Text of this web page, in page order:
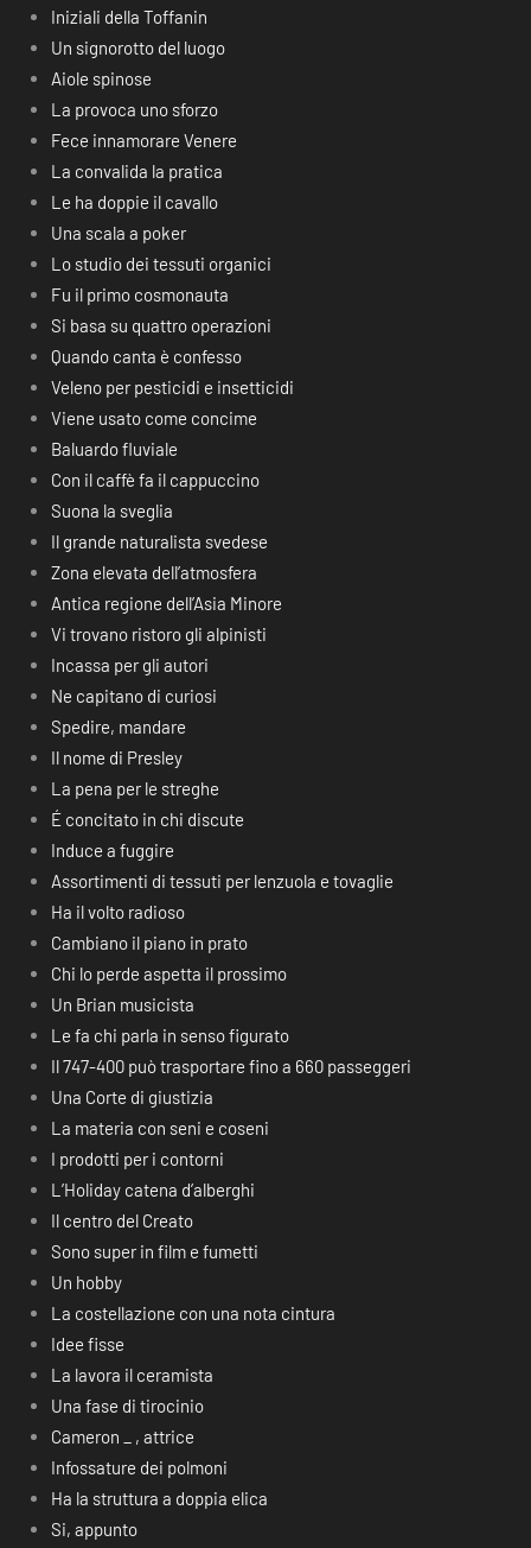
Iniziali della Toffanin
Un signorotto del luogo
Aiole spinose
La provoca uno sforzo
Fece innamorare Venere
La convalida la pratica
Le ha doppie il cavallo
Una scala a poker
Lo studio dei tessuti organici
Fu il primo cosmonauta
Si basa su quattro operazioni
Quando canta è confesso
Veleno per pesticidi e insetticidi
Viene usato come concime
Baluardo fluviale
Con il caffè fa il cappuccino
Suona la sveglia
Il grande naturalista svedese
Zona elevata dell’atmosfera
Antica regione dell’Asia Minore
Vi trovano ristoro gli alpinisti
Incassa per gli autori
Ne capitano di curiosi
Spedire, mandare
Il nome di Presley
La pena per le streghe
É concitato in chi discute
Induce a fuggire
Assortimenti di tessuti per lenzuola e tovaglie
Ha il volto radioso
Cambiano il piano in prato
Chi lo perde aspetta il prossimo
Un Brian musicista
Le fa chi parla in senso figurato
Il 747-400 può trasportare fino a 660 passeggeri
Una Corte di giustizia
La materia con seni e coseni
I prodotti per i contorni
L’Holiday catena d’alberghi
Il centro del Creato
Sono super in film e fumetti
Un hobby
La costellazione con una nota cintura
Idee fisse
La lavora il ceramista
Una fase di tirocinio
Cameron _ , attrice
Infossature dei polmoni
Ha la struttura a doppia elica
Si, appunto